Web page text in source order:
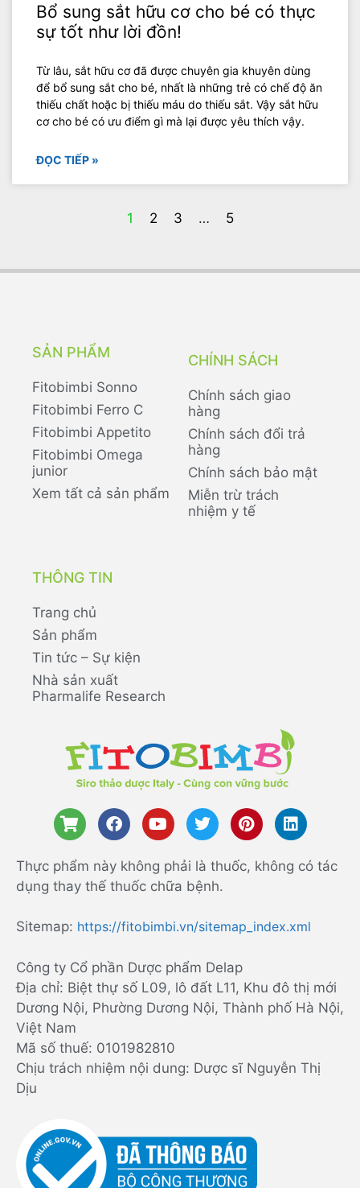
Bổ sung sắt hữu cơ cho bé có thực
sự tốt như lời đồn!
Từ lâu, sắt hữu cơ đã được chuyên gia khuyên dùng
để bổ sung sắt cho bé, nhất là những trẻ có chế độ ăn
thiếu chất hoặc bị thiếu máu do thiếu sắt. Vậy sắt hữu
cơ cho bé có ưu điểm gì mà lại được yêu thích vậy.
ĐỌC TIẾP »
1 2 3 … 5
SẢN PHẨM
Fitobimbi Sonno
Fitobimbi Ferro C
Fitobimbi Appetito
Fitobimbi Omega
junior
Xem tất cả sản phẩm
CHÍNH SÁCH
Chính sách giao
hàng
Chính sách đổi trả
hàng
Chính sách bảo mật
Miễn trừ trách
nhiệm y tế
THÔNG TIN
Trang chủ
Sản phẩm
Tin tức – Sự kiện
Nhà sản xuất
Pharmalife Research
Thực phẩm này không phải là thuốc, không có tác
dụng thay thế thuốc chữa bệnh.
Sitemap: https://fitobimbi.vn/sitemap_index.xml
Công ty Cổ phần Dược phẩm Delap
Địa chỉ: Biệt thự số L09, lô đất L11, Khu đô thị mới
Dương Nội, Phường Dương Nội, Thành phố Hà Nội,
Việt Nam
Mã số thuế: 0101982810
Chịu trách nhiệm nội dung: Dược sĩ Nguyễn Thị
Dịu